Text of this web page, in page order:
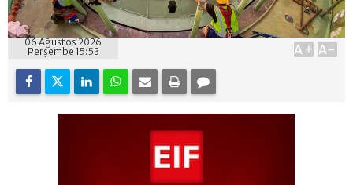
06 Ağustos 2026
Perşembe 15:53
A+ A-